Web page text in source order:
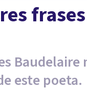
este poeta.